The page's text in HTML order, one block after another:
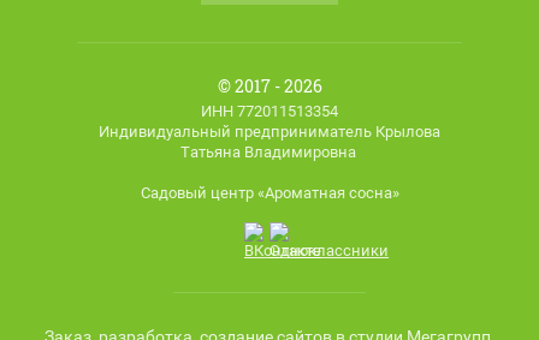
© 2017 - 2026
ИНН 772011513354
Индивидуальный предприниматель Крылова
Татьяна Владимировна
Садовый центр «Ароматная сосна»